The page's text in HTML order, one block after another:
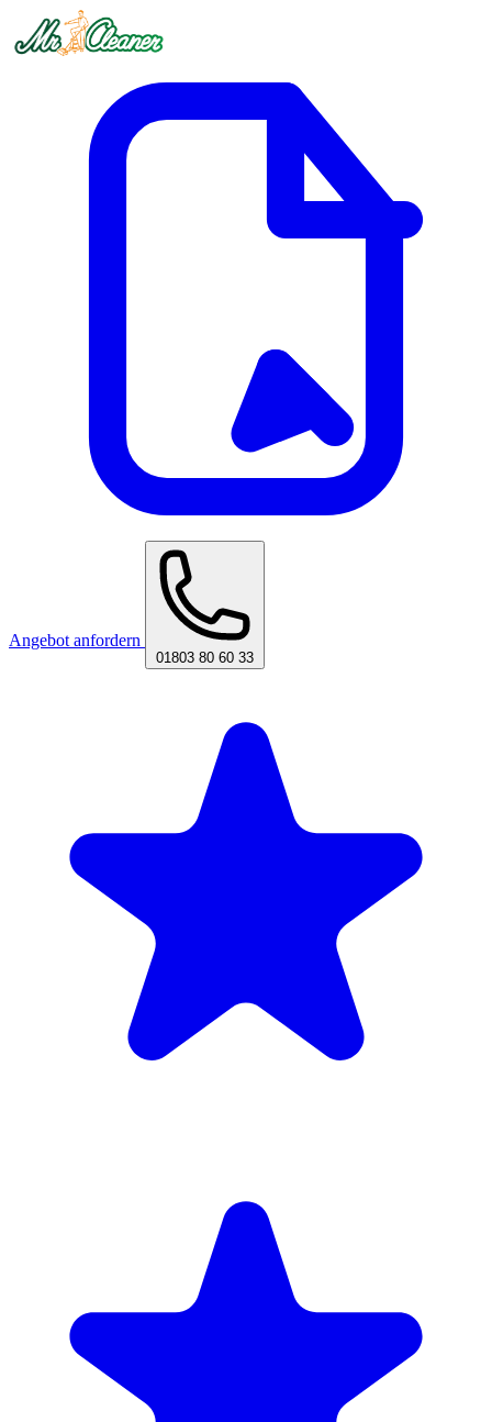
Angebot anfordern
01803 80 60 33